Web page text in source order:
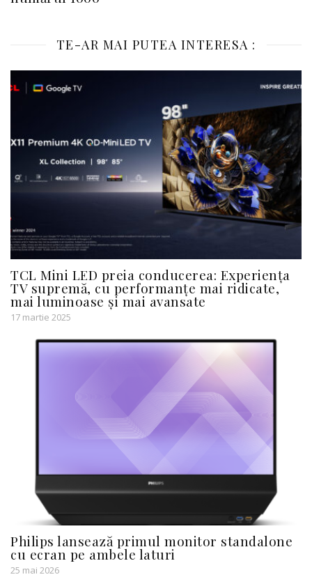
TE-AR MAI PUTEA INTERESA :
TCL Mini LED preia conducerea: Experiența
TV supremă, cu performanțe mai ridicate,
mai luminoase și mai avansate
17 martie 2025
Philips lansează primul monitor standalone
cu ecran pe ambele laturi
25 mai 2026